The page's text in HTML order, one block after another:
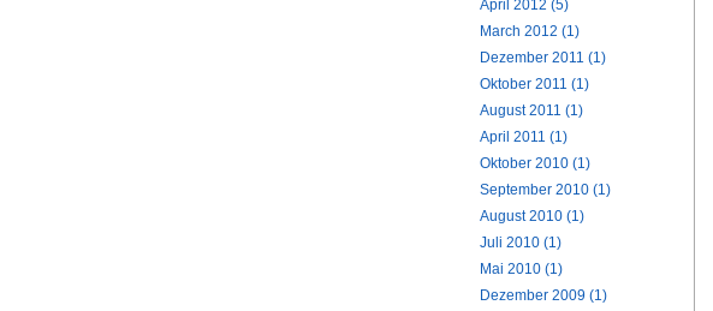
April 2012 (5)
March 2012 (1)
Dezember 2011 (1)
Oktober 2011 (1)
August 2011 (1)
April 2011 (1)
Oktober 2010 (1)
September 2010 (1)
August 2010 (1)
Juli 2010 (1)
Mai 2010 (1)
Dezember 2009 (1)